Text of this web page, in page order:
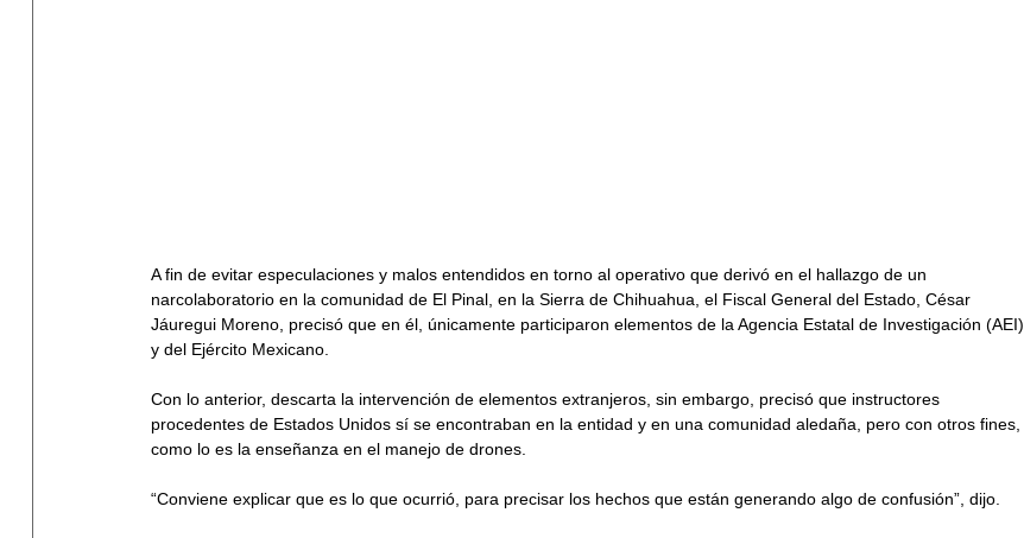
A fin de evitar especulaciones y malos entendidos en torno al operativo que derivó en el hallazgo de un
narcolaboratorio en la comunidad de El Pinal, en la Sierra de Chihuahua, el Fiscal General del Estado, César
Jáuregui Moreno, precisó que en él, únicamente participaron elementos de la Agencia Estatal de Investigación (AEI)
y del Ejército Mexicano.
Con lo anterior, descarta la intervención de elementos extranjeros, sin embargo, precisó que instructores
procedentes de Estados Unidos sí se encontraban en la entidad y en una comunidad aledaña, pero con otros fines,
como lo es la enseñanza en el manejo de drones.
“Conviene explicar que es lo que ocurrió, para precisar los hechos que están generando algo de confusión”, dijo.